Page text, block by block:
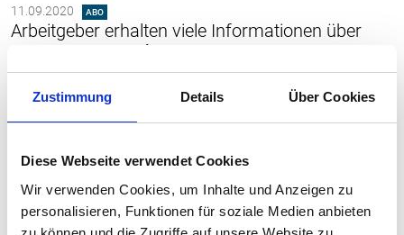
Zustimmung Details Über Cookies
Diese Webseite verwendet Cookies
Wir verwenden Cookies, um Inhalte und Anzeigen zu
personalisieren, Funktionen für soziale Medien anbieten
11.09.2020 ABO
Arbeitgeber erhalten viele Informationen über
Wie wird korrekt damit umgegan­gen? Welche
Informationen dürfen verwendet werden, welche
nicht? Auf welche Informationen hat der
erkrankte Mitarbeitende verweigern?